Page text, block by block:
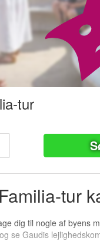
tur
tur
dig til nogle af byens
se Gaudis